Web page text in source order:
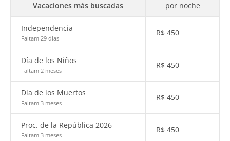
Vacaciones más buscadas por noche
Independencia
Faltam 29 dias
R$ 450
Día de los Niños
Faltam 2 meses
R$ 450
Día de los Muertos
Faltam 3 meses
R$ 450
Proc. de la República 2026
Faltam 3 meses
R$ 450